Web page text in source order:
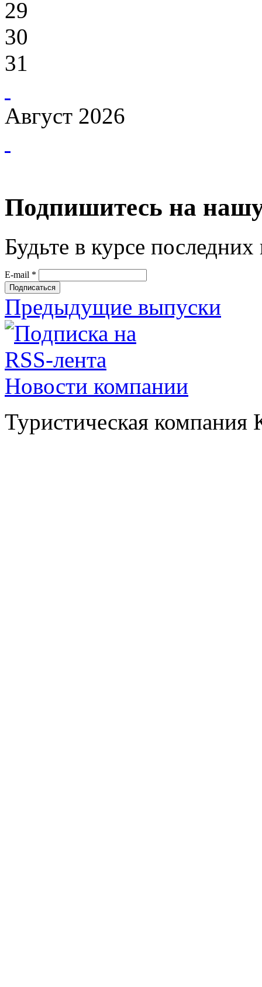
29
30
31
Август 2026
Подпишитесь на
Будьте в курсе
E-mail *
Предыдущие выпуски
Туристическая